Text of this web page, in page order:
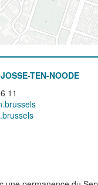
TEN-NOODE
11